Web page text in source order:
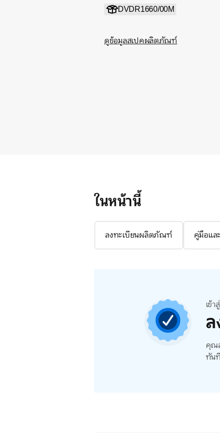
DVDR1660/00M
ดูข้อมูลสเปคผลิตภัณฑ์
ในหน้านี้
ลงทะเบียนผลิตภัณฑ์ คู่มือแล
เข้
คุณ
ทัน